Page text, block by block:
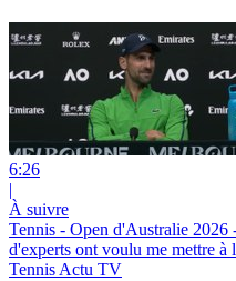
6:26
|
À suivre
Tennis - Open d'Australie
d'experts ont voulu me mettre à
Tennis Actu TV